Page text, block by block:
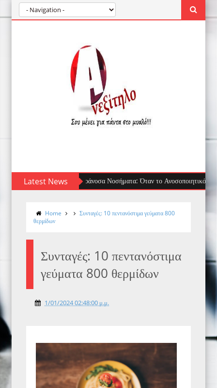
Latest News Τσίμπημα μέδουσας: πρώτες βοήθειες, τι να
Home
Συνταγές: 10 πεντανόστιμα γεύματα 800
θερμίδων
Συνταγές: 10 πεντανόστιμα
γεύματα 800 θερμίδων
1/01/2024 02:48:00 μ.μ.